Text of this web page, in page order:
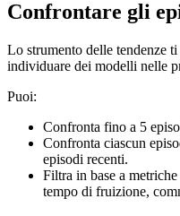
Confrontare gli
Lo strumento delle tendenze
individuare dei modelli nelle
Puoi:
Confronta fino a 5
Confronta ciascun
episodi recenti.
Filtra in base a
tempo di fruizione,